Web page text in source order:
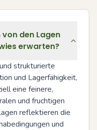
den Lagen
erwarten?
strukturierte
und Lagerfähigkeit,
eine feinere,
und fruchtigen
reflektieren die
und